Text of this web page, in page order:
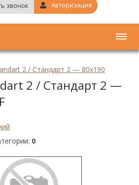
звонок Авторизация
2 / Стандарт 2 — 80x190
2 / Стандарт 2 —
0